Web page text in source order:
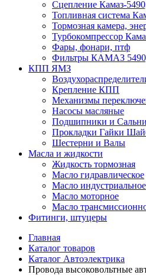
Сцепление Камаз-
Топливная система
Тормозная камера,
Турбокомпрессор
Фары, фонари, птф
Фильтры КАМАЗ 5490,
КПП ЯМЗ
Крепление КПП
Механизмы
Насосы масляные
Подшипники и
Прокладки Гайки
Шестерни и Валы
Масла и жидкости
Жидкость тормозная
Масло гидравлическое
Масло индустриальное
Масло моторное
Масло
Фитинги, штуцеры
Главная
Каталог товаров
Каталог Автоэлектрика
Провода высоковольтные